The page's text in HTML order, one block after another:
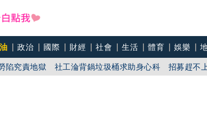
政治 國際 財經 社會 生活 體育 娛樂
「神隊友」 邱以太、林亭莉熱血狂奔殺青淚崩
陷究責地獄 社工淪背鍋垃圾桶求助身心科 招募趕不